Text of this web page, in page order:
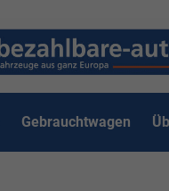
Gebrauchtwagen